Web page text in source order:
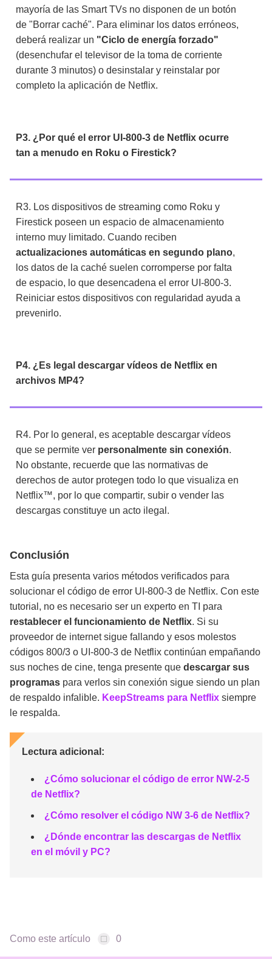
mayoría de las Smart TVs no disponen de un botón
de "Borrar caché". Para eliminar los datos erróneos,
deberá realizar un "Ciclo de energía forzado"
(desenchufar el televisor de la toma de corriente
durante 3 minutos) o desinstalar y reinstalar por
completo la aplicación de Netflix.
P3. ¿Por qué el error UI-800-3 de Netflix ocurre
tan a menudo en Roku o Firestick?
R3. Los dispositivos de streaming como Roku y
Firestick poseen un espacio de almacenamiento
interno muy limitado. Cuando reciben
actualizaciones automáticas en segundo plano,
los datos de la caché suelen corromperse por falta
de espacio, lo que desencadena el error UI-800-3.
Reiniciar estos dispositivos con regularidad ayuda a
prevenirlo.
P4. ¿Es legal descargar vídeos de Netflix en
archivos MP4?
R4. Por lo general, es aceptable descargar vídeos
que se permite ver personalmente sin conexión.
No obstante, recuerde que las normativas de
derechos de autor protegen todo lo que visualiza en
Netflix™, por lo que compartir, subir o vender las
descargas constituye un acto ilegal.
Conclusión
Esta guía presenta varios métodos verificados para
solucionar el código de error UI-800-3 de Netflix. Con este
tutorial, no es necesario ser un experto en TI para
restablecer el funcionamiento de Netflix. Si su
proveedor de internet sigue fallando y esos molestos
códigos 800/3 o UI-800-3 de Netflix continúan empañando
sus noches de cine, tenga presente que descargar sus
programas para verlos sin conexión sigue siendo un plan
de respaldo infalible. KeepStreams para Netflix siempre
le respalda.
Lectura adicional:
¿Cómo solucionar el código de error NW-2-5
de Netflix?
¿Cómo resolver el código NW 3-6 de Netflix?
¿Dónde encontrar las descargas de Netflix
en el móvil y PC?
Como este artículo 0